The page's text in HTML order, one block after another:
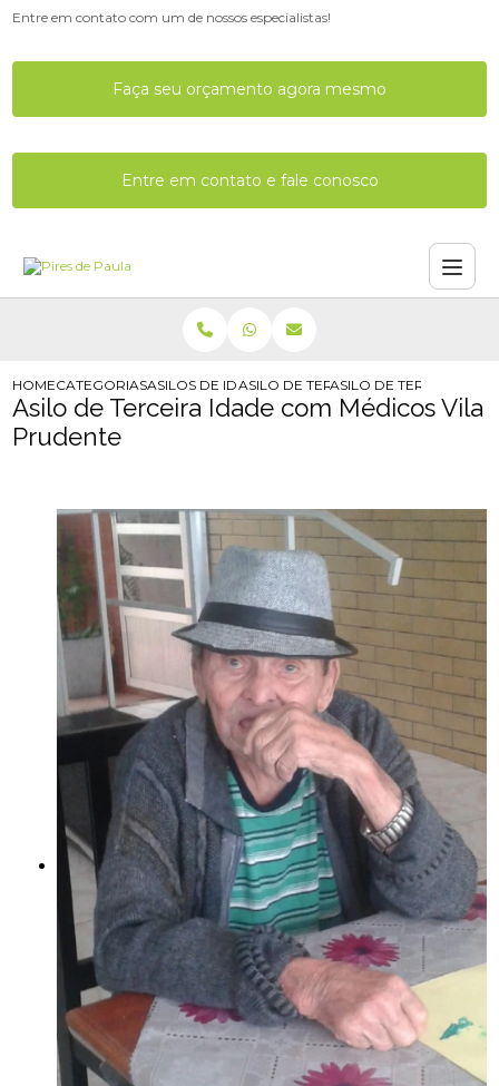
Entre em contato com um de nossos especialistas!
Faça seu orçamento agora mesmo
Entre em contato e fale conosco
HOMECATEGORIASASILOS DE IDOSOSASILO DE TERCEIRA IDADE COM
ASILO DE TERCEIRA
Asilo de Terceira Idade com Médicos Vila
Prudente